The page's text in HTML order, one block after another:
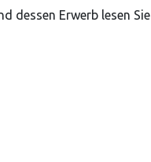
dessen Erwerb lesen Sie